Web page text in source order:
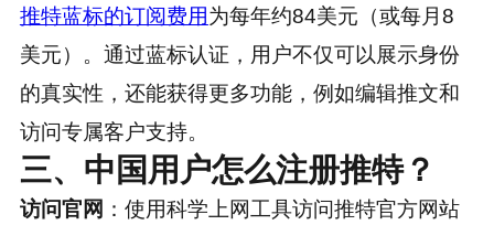
推特蓝标的订阅费用为每年约84美元（或每月8
美元）。通过蓝标认证，用户不仅可以展示身份
的真实性，还能获得更多功能，例如编辑推文和
访问专属客户支持。
三、中国用户怎么注册推特？
访问官网 ：使用科学上网工具访问推特官方网站